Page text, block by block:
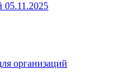
05.11.2025
организаций